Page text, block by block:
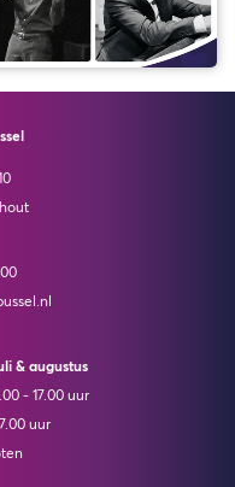
& augustus
- 17.00 uur
uur